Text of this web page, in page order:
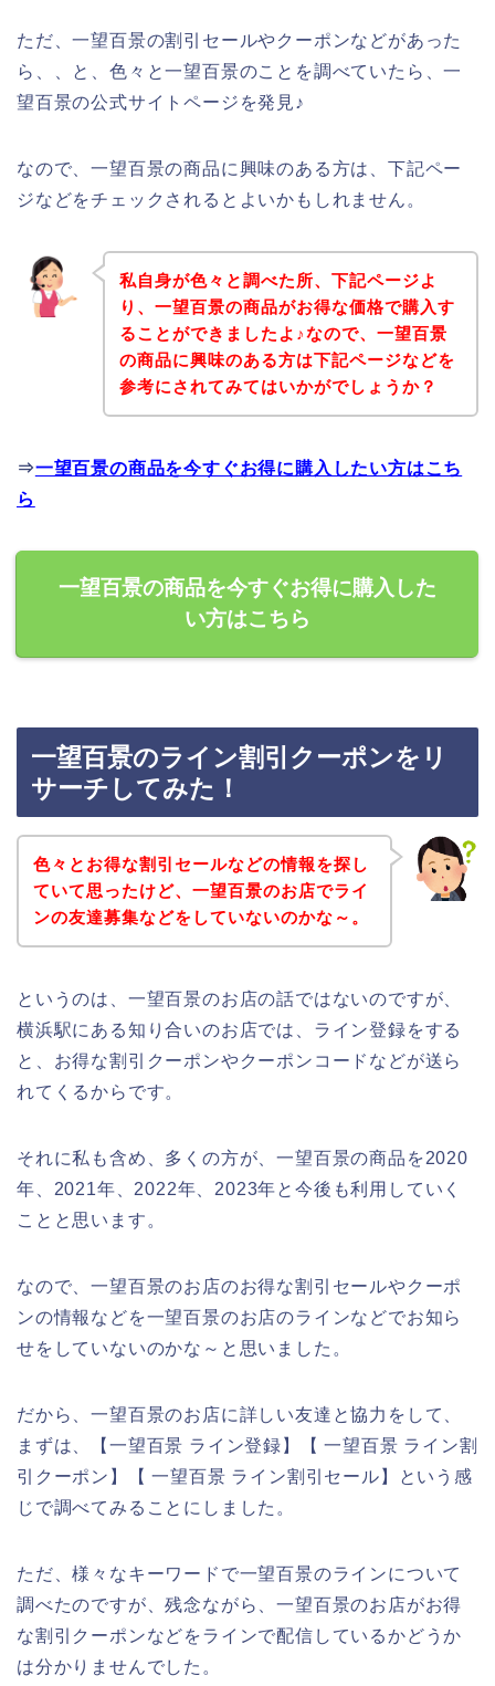
ただ、一望百景の割引セールやクーポンなどがあった
ら、、と、色々と一望百景のことを調べていたら、一
望百景の公式サイトページを発見♪
なので、一望百景の商品に興味のある方は、下記ペー
ジなどをチェックされるとよいかもしれません。
私自身が色々と調べた所、下記ページよ
り、一望百景の商品がお得な価格で購入す
ることができましたよ♪なので、一望百景
の商品に興味のある方は下記ページなどを
参考にされてみてはいかがでしょうか？
⇒一望百景の商品を今すぐお得に購入したい方はこち
ら
一望百景の商品を今すぐお得に購入した
い方はこちら
一望百景のライン割引クーポンをリ
サーチしてみた！
色々とお得な割引セールなどの情報を探し
ていて思ったけど、一望百景のお店でライ
ンの友達募集などをしていないのかな～。
というのは、一望百景のお店の話ではないのですが、
横浜駅にある知り合いのお店では、ライン登録をする
と、お得な割引クーポンやクーポンコードなどが送ら
れてくるからです。
それに私も含め、多くの方が、一望百景の商品を2020
年、2021年、2022年、2023年と今後も利用していく
ことと思います。
なので、一望百景のお店のお得な割引セールやクーポ
ンの情報などを一望百景のお店のラインなどでお知ら
せをしていないのかな～と思いました。
だから、一望百景のお店に詳しい友達と協力をして、
まずは、【一望百景 ライン登録】【 一望百景 ライン割
引クーポン】【 一望百景 ライン割引セール】という感
じで調べてみることにしました。
ただ、様々なキーワードで一望百景のラインについて
調べたのですが、残念ながら、一望百景のお店がお得
な割引クーポンなどをラインで配信しているかどうか
は分かりませんでした。